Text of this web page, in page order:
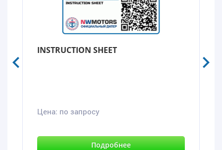
INSTRUCTION SHEET
Цена: по запросу
Подробнее